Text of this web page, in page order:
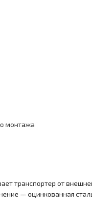
монтажа
транспортер от
— оцинкованная